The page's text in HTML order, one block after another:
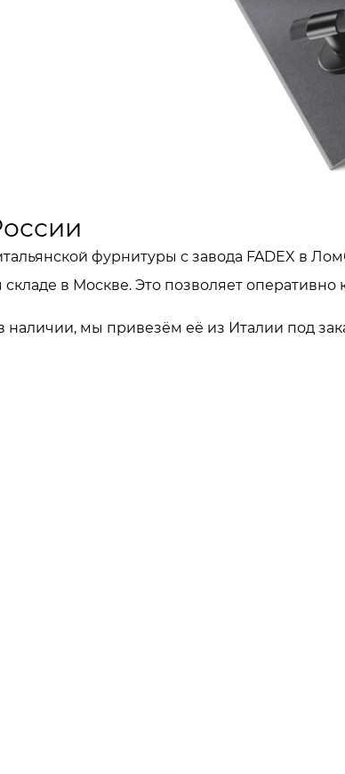
фурнитуры с завода FADEX в
в Москве. Это позволяет
мы привезём её из Италии под